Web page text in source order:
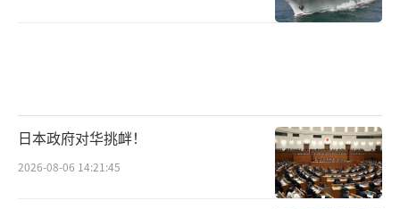
日本政府对华挑衅！
2026-08-06 14:21:45